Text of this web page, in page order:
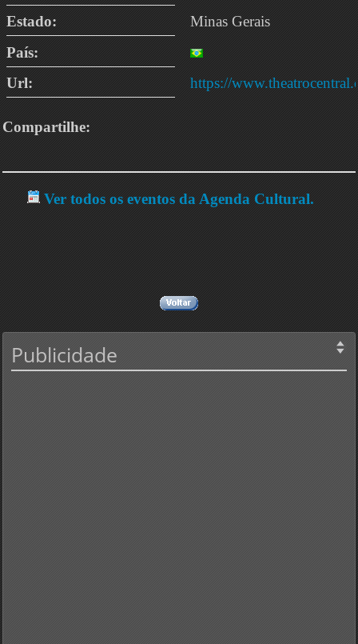
Estado:
Minas Gerais
País:
Url:
https://
Compartilhe:
Ver todos os eventos da Agenda Cultural.
Publicidade